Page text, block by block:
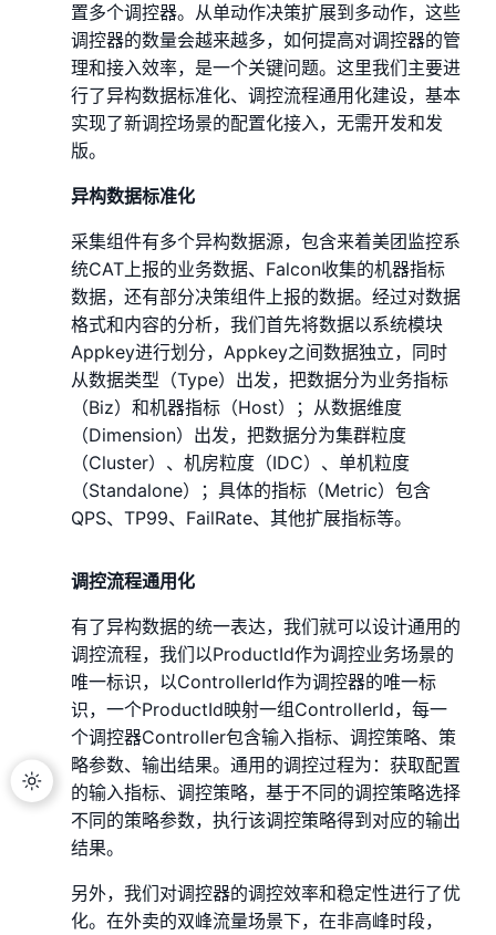
置多个调控器。从单动作决策扩展到多动作，这些
调控器的数量会越来越多，如何提高对调控器的管
理和接入效率，是一个关键问题。这里我们主要进
行了异构数据标准化、调控流程通用化建设，基本
实现了新调控场景的配置化接入，无需开发和发
版。
异构数据标准化
采集组件有多个异构数据源，包含来着美团监控系
统CAT上报的业务数据、Falcon收集的机器指标
数据，还有部分决策组件上报的数据。经过对数据
格式和内容的分析，我们首先将数据以系统模块
Appkey进行划分，Appkey之间数据独立，同时
从数据类型（Type）出发，把数据分为业务指标
（Biz）和机器指标（Host）；从数据维度
（Dimension）出发，把数据分为集群粒度
（Cluster）、机房粒度（IDC）、单机粒度
（Standalone）；具体的指标（Metric）包含
QPS、TP99、FailRate、其他扩展指标等。
调控流程通用化
有了异构数据的统一表达，我们就可以设计通用的
调控流程，我们以ProductId作为调控业务场景的
唯一标识，以ControllerId作为调控器的唯一标
识，一个ProductId映射一组ControllerId，每一
个调控器Controller包含输入指标、调控策略、策
略参数、输出结果。通用的调控过程为：获取配置
的输入指标、调控策略，基于不同的调控策略选择
不同的策略参数，执行该调控策略得到对应的输出
结果。
另外，我们对调控器的调控效率和稳定性进行了优
化。在外卖的双峰流量场景下，在非高峰时段，